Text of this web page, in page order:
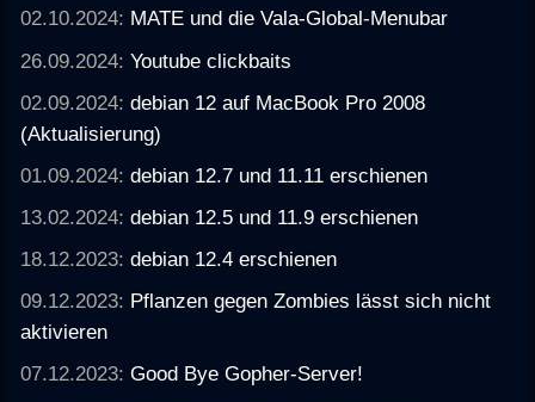
02.10.2024: MATE und die Vala-Global-Menubar
26.09.2024:Youtube clickbaits
02.09.2024:debian 12 auf MacBook Pro 2008
(Aktualisierung)
01.09.2024:debian 12.7 und 11.11 erschienen
13.02.2024:debian 12.5 und 11.9 erschienen
18.12.2023:debian 12.4 erschienen
09.12.2023: Pflanzen gegen Zombies lässt sich nicht
aktivieren
07.12.2023:Good Bye Gopher-Server!